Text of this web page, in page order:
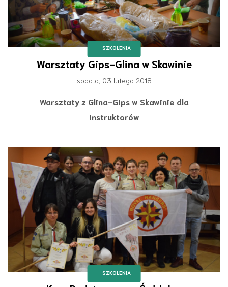
SZKOLENIA
Warsztaty Gips-Glina w Skawinie
sobota, 03 lutego 2018
Warsztaty z Glina-Gips w Skawinie dla
instruktorów
SZKOLENIA